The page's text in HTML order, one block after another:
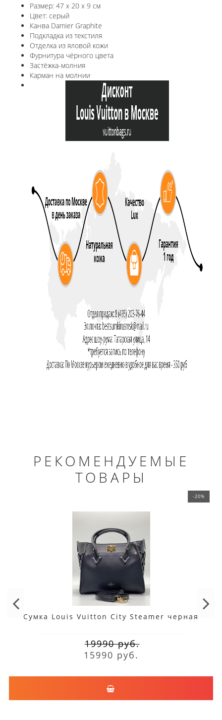
Размер: 47 x 20 x 9 см
Цвет: серый
Канва Damier Graphite
Подкладка из текстиля
Отделка из яловой кожи
Фурнитура чёрного цвета
Застёжка-молния
Карман на молнии
РЕКОМЕНДУЕМЫЕ
ТОВАРЫ
-20%
Сумка Louis Vuitton City Steamer черная
19990 руб.
15990 руб.